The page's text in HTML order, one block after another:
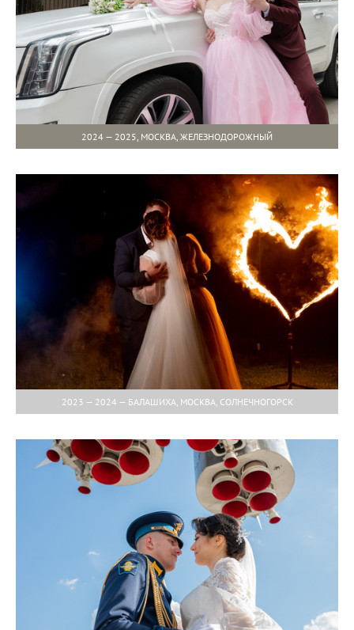
2024 — 2025, МОСКВА, ЖЕЛЕЗНОДОРОЖНЫЙ
2023 — 2024 — БАЛАШИХА, МОСКВА, СОЛНЕЧНОГОРСК